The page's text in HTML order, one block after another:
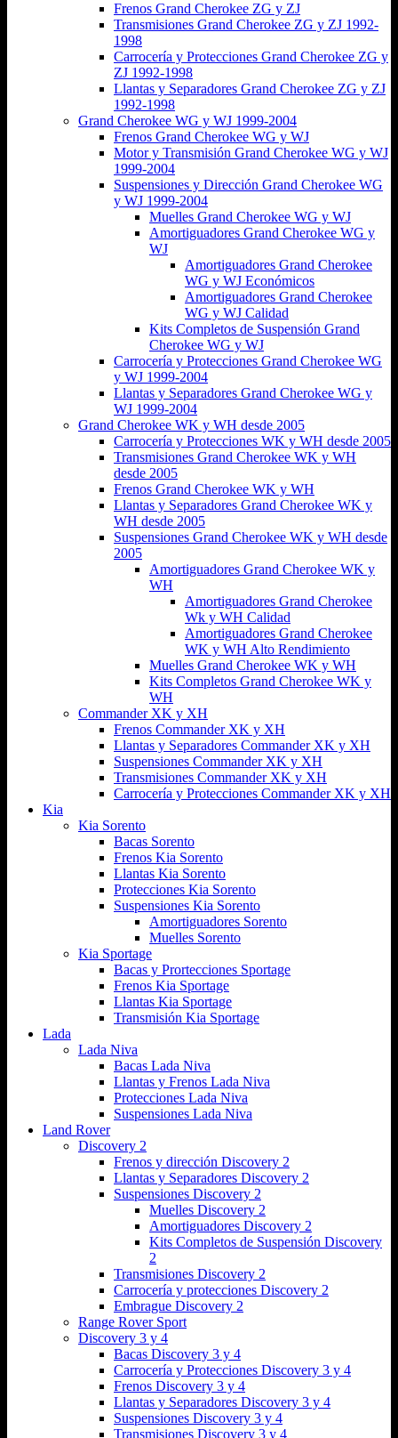
Frenos Grand Cherokee ZG y ZJ
Transmisiones Grand Cherokee ZG y ZJ 1992-
1998
Carrocería y Protecciones Grand Cherokee ZG y
ZJ 1992-1998
Llantas y Separadores Grand Cherokee ZG y ZJ
1992-1998
Grand Cherokee WG y WJ 1999-2004
Frenos Grand Cherokee WG y WJ
Motor y Transmisión Grand Cherokee WG y WJ
1999-2004
Suspensiones y Dirección Grand Cherokee WG
y WJ 1999-2004
Muelles Grand Cherokee WG y WJ
Amortiguadores Grand Cherokee WG y
WJ
Amortiguadores Grand Cherokee
WG y WJ Económicos
Amortiguadores Grand Cherokee
WG y WJ Calidad
Kits Completos de Suspensión Grand
Cherokee WG y WJ
Carrocería y Protecciones Grand Cherokee WG
y WJ 1999-2004
Llantas y Separadores Grand Cherokee WG y
WJ 1999-2004
Grand Cherokee WK y WH desde 2005
Carrocería y Protecciones WK y WH desde 2005
Transmisiones Grand Cherokee WK y WH
desde 2005
Frenos Grand Cherokee WK y WH
Llantas y Separadores Grand Cherokee WK y
WH desde 2005
Suspensiones Grand Cherokee WK y WH desde
2005
Amortiguadores Grand Cherokee WK y
WH
Amortiguadores Grand Cherokee
Wk y WH Calidad
Amortiguadores Grand Cherokee
WK y WH Alto Rendimiento
Muelles Grand Cherokee WK y WH
Kits Completos Grand Cherokee WK y
WH
Commander XK y XH
Frenos Commander XK y XH
Llantas y Separadores Commander XK y XH
Suspensiones Commander XK y XH
Transmisiones Commander XK y XH
Carrocería y Protecciones Commander XK y XH
Kia
Kia Sorento
Bacas Sorento
Frenos Kia Sorento
Llantas Kia Sorento
Protecciones Kia Sorento
Suspensiones Kia Sorento
Amortiguadores Sorento
Muelles Sorento
Kia Sportage
Bacas y Prortecciones Sportage
Frenos Kia Sportage
Llantas Kia Sportage
Transmisión Kia Sportage
Lada
Lada Niva
Bacas Lada Niva
Llantas y Frenos Lada Niva
Protecciones Lada Niva
Suspensiones Lada Niva
Land Rover
Discovery 2
Frenos y dirección Discovery 2
Llantas y Separadores Discovery 2
Suspensiones Discovery 2
Muelles Discovery 2
Amortiguadores Discovery 2
Kits Completos de Suspensión Discovery
2
Transmisiones Discovery 2
Carrocería y protecciones Discovery 2
Embrague Discovery 2
Range Rover Sport
Discovery 3 y 4
Bacas Discovery 3 y 4
Carrocería y Protecciones Discovery 3 y 4
Frenos Discovery 3 y 4
Llantas y Separadores Discovery 3 y 4
Suspensiones Discovery 3 y 4
Transmisiones Discovery 3 y 4